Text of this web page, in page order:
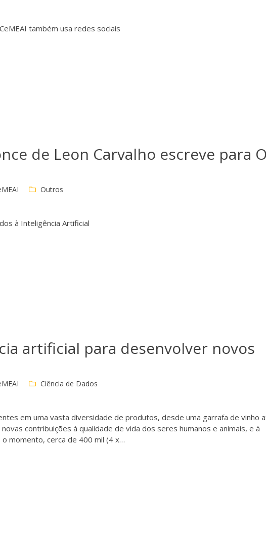
também usa redes sociais
de Leon Carvalho escreve para
Outros
à Inteligência Artificial
artificial para desenvolver novos
Ciência de Dados
em uma vasta diversidade de produtos, desde uma garrafa de vinho
contribuições à qualidade de vida dos seres humanos e animais, e à
momento, cerca de 400 mil (4 x…